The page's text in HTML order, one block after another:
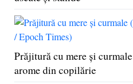
Prăjitură cu mere şi
arome din copilărie